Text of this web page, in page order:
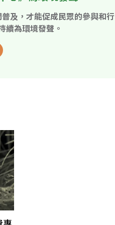
及，才能促成民眾的參與和行
續為環境發聲。